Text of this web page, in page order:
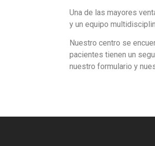
Una de las mayores
y un equipo
Nuestro centro se
pacientes tienen un
nuestro formulario y